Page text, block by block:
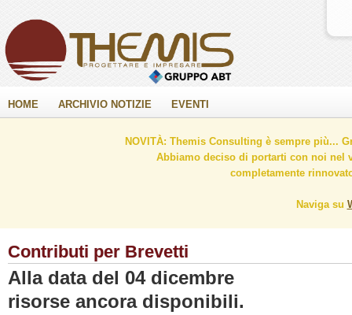
HOME ARCHIVIO NOTIZIE EVENTI
NOVITÀ: Themis Consulting è sempre più...
Abbiamo deciso di portarti con noi nel
completamente
Naviga su
Contributi per Brevetti
Alla data del 04 dicembre
risorse ancora disponibili.